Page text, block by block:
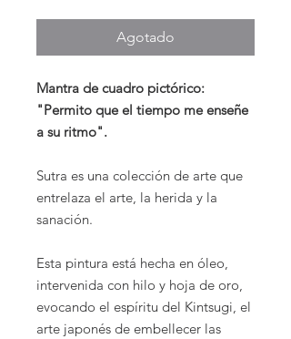
Agotado
Mantra de cuadro pictórico:
"Permito que el tiempo me enseñe
a su ritmo".
Sutra es una colección de arte que
entrelaza el arte, la herida y la
sanación.
Esta pintura está hecha en óleo,
intervenida con hilo y hoja de oro,
evocando el espíritu del Kintsugi, el
arte japonés de embellecer las